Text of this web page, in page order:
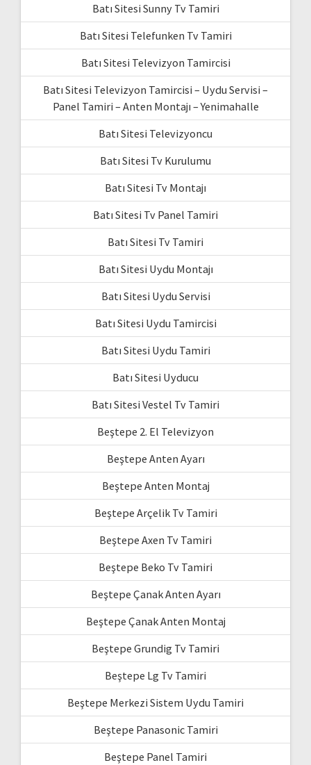
Batı Sitesi Sunny Tv Tamiri
Batı Sitesi Telefunken Tv Tamiri
Batı Sitesi Televizyon Tamircisi
Batı Sitesi Televizyon Tamircisi – Uydu Servisi –
Panel Tamiri – Anten Montajı – Yenimahalle
Batı Sitesi Televizyoncu
Batı Sitesi Tv Kurulumu
Batı Sitesi Tv Montajı
Batı Sitesi Tv Panel Tamiri
Batı Sitesi Tv Tamiri
Batı Sitesi Uydu Montajı
Batı Sitesi Uydu Servisi
Batı Sitesi Uydu Tamircisi
Batı Sitesi Uydu Tamiri
Batı Sitesi Uyducu
Batı Sitesi Vestel Tv Tamiri
Beştepe 2. El Televizyon
Beştepe Anten Ayarı
Beştepe Anten Montaj
Beştepe Arçelik Tv Tamiri
Beştepe Axen Tv Tamiri
Beştepe Beko Tv Tamiri
Beştepe Çanak Anten Ayarı
Beştepe Çanak Anten Montaj
Beştepe Grundig Tv Tamiri
Beştepe Lg Tv Tamiri
Beştepe Merkezi Sistem Uydu Tamiri
Beştepe Panasonic Tamiri
Beştepe Panel Tamiri